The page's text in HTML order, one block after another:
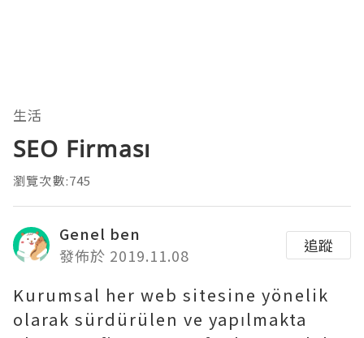
生活
SEO Firması
瀏覽次數:745
Genel ben
發佈於 2019.11.08
追蹤
Kurumsal her web sitesine yönelik
olarak sürdürülen ve yapılmakta